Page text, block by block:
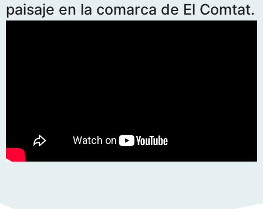
paisaje en la comarca de El Comtat.